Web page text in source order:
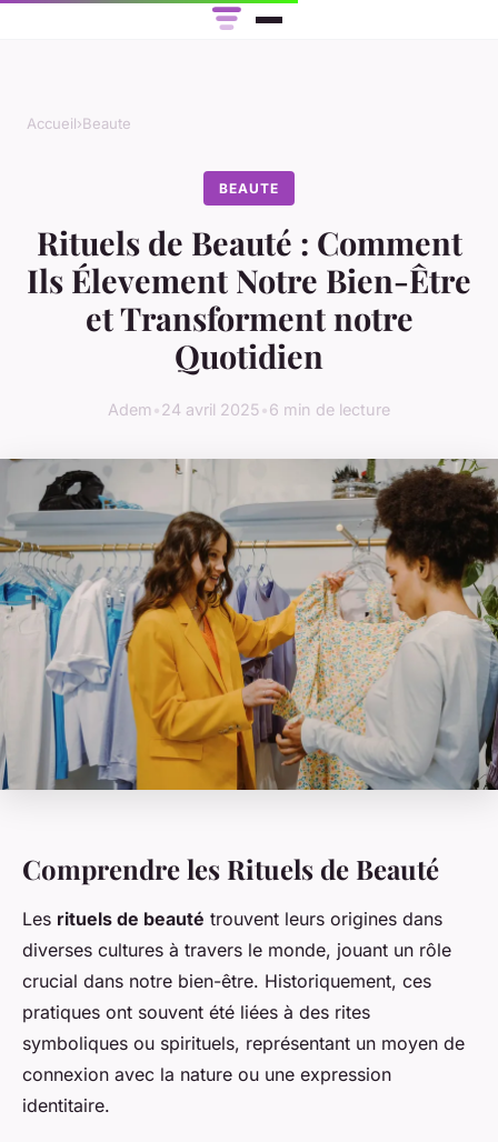
Accueil›Beaute
BEAUTE
Rituels de Beauté : Comment
Ils Élevement Notre Bien-Être
et Transforment notre
Quotidien
Adem•24 avril 2025•6 min de lecture
Comprendre les Rituels de Beauté
Les rituels de beauté trouvent leurs origines dans
diverses cultures à travers le monde, jouant un rôle
crucial dans notre bien-être. Historiquement, ces
pratiques ont souvent été liées à des rites
symboliques ou spirituels, représentant un moyen de
connexion avec la nature ou une expression
identitaire.